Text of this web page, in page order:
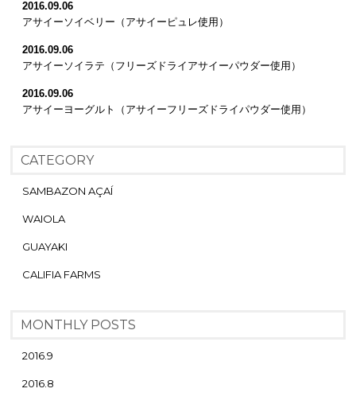
2016.09.06
アサイーソイベリー（アサイーピュレ使用）
2016.09.06
アサイーソイラテ（フリーズドライアサイーパウダー使用）
2016.09.06
アサイーヨーグルト（アサイーフリーズドライパウダー使用）
CATEGORY
SAMBAZON AÇAÍ
WAIOLA
GUAYAKI
CALIFIA FARMS
MONTHLY POSTS
2016.9
2016.8